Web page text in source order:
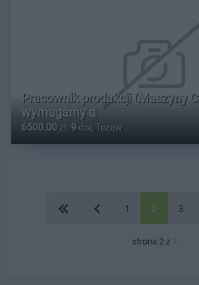
Pracownik produkcji (Maszyny
wymagamy d
6500.00 zł, 9 dni, Tczew
1 2 3
strona 2 z 3